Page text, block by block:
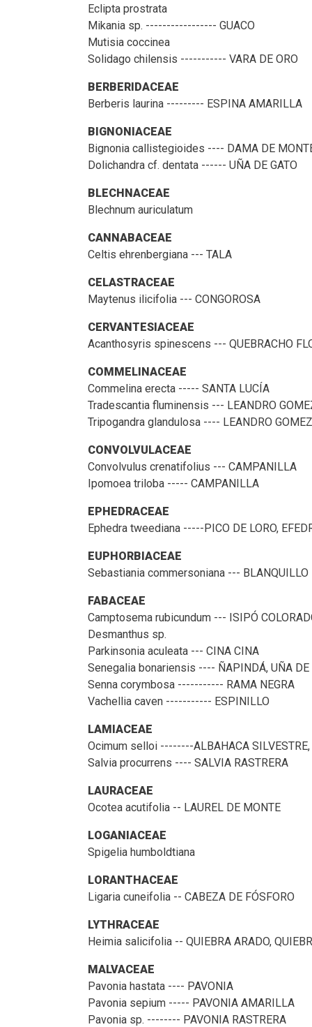
Eclipta prostrata
Mikania sp. ----------------- GUACO
Mutisia coccinea
Solidago chilensis ----------- VARA DE ORO
BERBERIDACEAE
Berberis laurina --------- ESPINA AMARILLA
BIGNONIACEAE
Bignonia callistegioides ---- DAMA DE
Dolichandra cf. dentata ------ UÑA DE GATO
BLECHNACEAE
Blechnum auriculatum
CANNABACEAE
Celtis ehrenbergiana --- TALA
CELASTRACEAE
Maytenus ilicifolia --- CONGOROSA
CERVANTESIACEAE
Acanthosyris spinescens --- QUEBRACHO
COMMELINACEAE
Commelina erecta ----- SANTA LUCÍA
Tradescantia fluminensis --- LEANDRO
Tripogandra glandulosa ---- LEANDRO GOMEZ
CONVOLVULACEAE
Convolvulus crenatifolius --- CAMPANILLA
Ipomoea triloba ----- CAMPANILLA
EPHEDRACEAE
Ephedra tweediana -----PICO DE LORO,
EUPHORBIACEAE
Sebastiania commersoniana --- BLANQUILLO
FABACEAE
Camptosema rubicundum --- ISIPÓ
Desmanthus sp.
Parkinsonia aculeata --- CINA CINA
Senegalia bonariensis ---- ÑAPINDÁ, UÑA DE
Senna corymbosa ----------- RAMA NEGRA
Vachellia caven ----------- ESPINILLO
LAMIACEAE
Ocimum selloi --------ALBAHACA
Salvia procurrens ---- SALVIA RASTRERA
LAURACEAE
Ocotea acutifolia -- LAUREL DE MONTE
LOGANIACEAE
Spigelia humboldtiana
LORANTHACEAE
Ligaria cuneifolia -- CABEZA DE FÓSFORO
LYTHRACEAE
Heimia salicifolia -- QUIEBRA ARADO,
MALVACEAE
Pavonia hastata ---- PAVONIA
Pavonia sepium ----- PAVONIA AMARILLA
Pavonia sp. -------- PAVONIA RASTRERA